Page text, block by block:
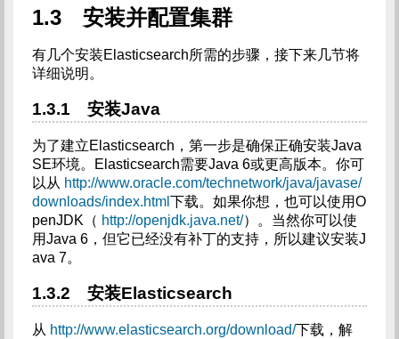
1.3 安装并配置集群
有几个安装Elasticsearch所需的步骤，接下来几节将
详细说明。
1.3.1 安装Java
为了建立Elasticsearch，第一步是确保正确安装Java
SE环境。Elasticsearch需要Java 6或更高版本。你可
以从 http://www.oracle.com/technetwork/java/javase/
downloads/index.html 下载。如果你想，也可以使用O
penJDK（ http://openjdk.java.net/）。当然你可以使
用Java 6，但它已经没有补丁的支持，所以建议安装J
ava 7。
1.3.2 安装Elasticsearch
从 http://www.elasticsearch.org/download/下载，解